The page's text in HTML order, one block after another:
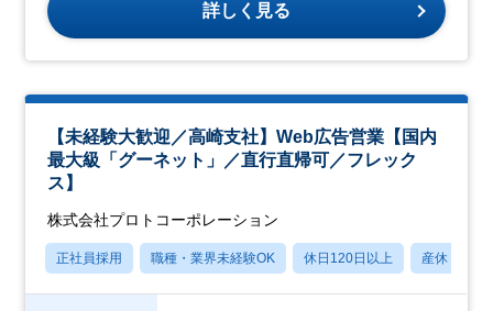
詳しく見る
【未経験大歓迎／高崎支社】Web広告営業【国内
最大級「グーネット」／直行直帰可／フレック
ス】
株式会社プロトコーポレーション
正社員採用 職種・業界未経験OK 休日120日以上 産休・育休